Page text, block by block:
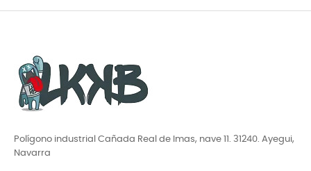
Polígono industrial Cañada Real de Imas, nave 11. 31240. Ayegui,
Navarra